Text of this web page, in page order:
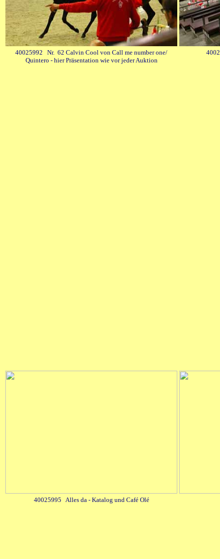
40025992 Nr. 62 Calvin Cool von Call me number one/
Quintero - hier Präsentation wie vor jeder Auktion
40025995 Alles da - Katalog und Café Olé